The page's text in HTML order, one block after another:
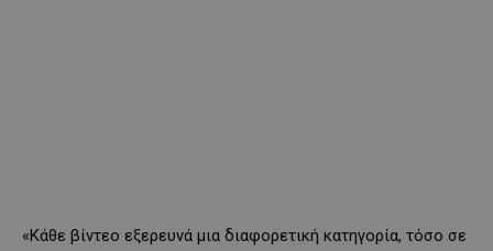
«Κάθε βίντεο εξερευνά μια διαφορετική κατηγορία, τόσο σε